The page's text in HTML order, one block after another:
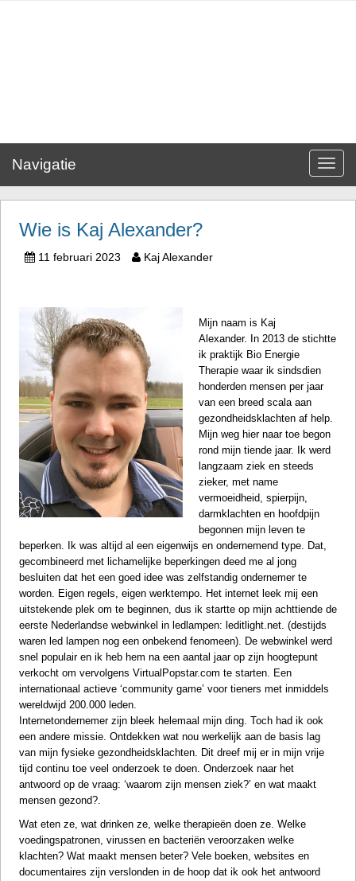
Toggle
Navigatie
Wie is Kaj Alexander?
11 februari 2023 Kaj Alexander
Mijn naam is Kaj
Alexander. In 2013 de stichtte
ik praktijk Bio Energie
Therapie waar ik sindsdien
honderden mensen per jaar
van een breed scala aan
gezondheidsklachten af help.
Mijn weg hier naar toe begon
rond mijn tiende jaar. Ik werd
langzaam ziek en steeds
zieker, met name
vermoeidheid, spierpijn,
darmklachten en hoofdpijn
begonnen mijn leven te
beperken. Ik was altijd al een eigenwijs en ondernemend type. Dat,
gecombineerd met lichamelijke beperkingen deed me al jong
besluiten dat het een goed idee was zelfstandig ondernemer te
worden. Eigen regels, eigen werktempo. Het internet leek mij een
uitstekende plek om te beginnen, dus ik startte op mijn achttiende de
eerste Nederlandse webwinkel in ledlampen: leditlight.net. (destijds
waren led lampen nog een onbekend fenomeen). De webwinkel werd
snel populair en ik heb hem na een aantal jaar op zijn hoogtepunt
verkocht om vervolgens VirtualPopstar.com te starten. Een
internationaal actieve ‘community game’ voor tieners met inmiddels
wereldwijd 200.000 leden.
Internetondernemer zijn bleek helemaal mijn ding. Toch had ik ook
een andere missie. Ontdekken wat nou werkelijk aan de basis lag
van mijn fysieke gezondheidsklachten. Dit dreef mij er in mijn vrije
tijd continu toe veel onderzoek te doen. Onderzoek naar het
antwoord op de vraag: ‘waarom zijn mensen ziek?’ en wat maakt
mensen gezond?.
Wat eten ze, wat drinken ze, welke therapieën doen ze. Welke
voedingspatronen, virussen en bacteriën veroorzaken welke
klachten? Wat maakt mensen beter? Vele boeken, websites en
documentaires zijn verslonden in de hoop dat ik ook het antwoord